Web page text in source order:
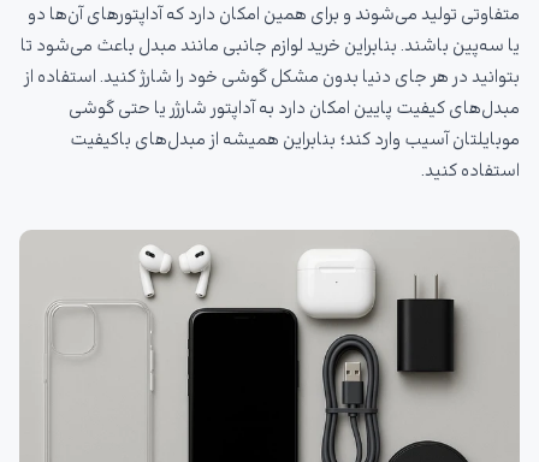
متفاوتی تولید می‌شوند و برای همین امکان دارد که آداپتورهای آن‌ها دو
یا سه‌پین باشند. بنابراین خرید لوازم جانبی مانند مبدل باعث می‌شود تا
بتوانید در هر جای دنیا بدون مشکل گوشی خود را شارژ کنید. استفاده از
مبدل‌های کیفیت پایین امکان دارد به آداپتور شارژر یا حتی گوشی
موبایلتان آسیب وارد کند؛ بنابراین همیشه از مبدل‌های باکیفیت
استفاده کنید.